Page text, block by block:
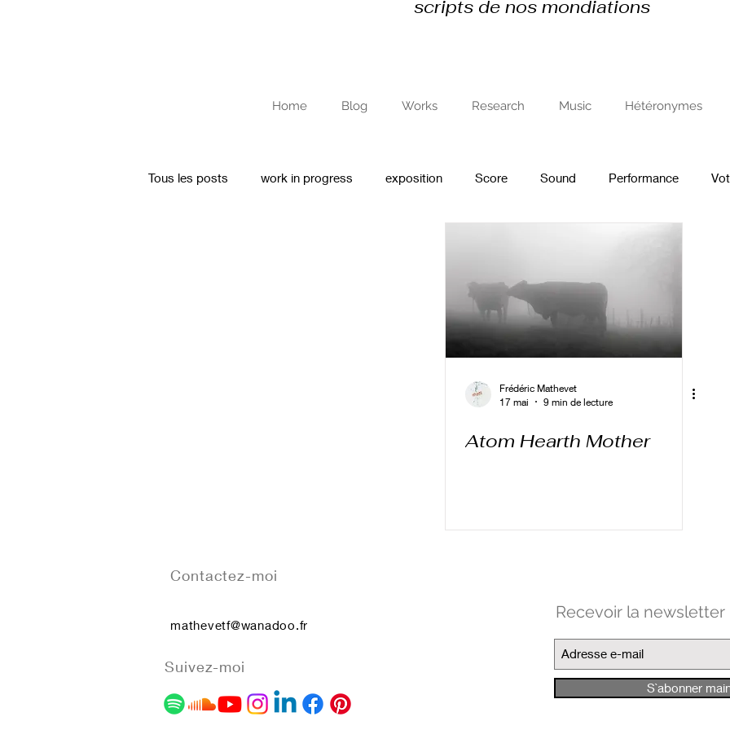
scripts de nos mondiations
Home Blog Works Research Music Hétéronymes
Tous les posts work in progress exposition Score Sound Performance
Frédéric Mathevet
17 mai
9 min de lecture
Atom Hearth Mother
Contactez-moi
mathevetf@wanadoo.fr
Suivez-moi
Recevoir la newsletter
S`abonner